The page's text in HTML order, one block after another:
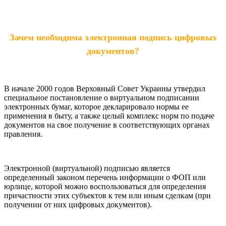
Зачем необходима электронная подпись цифровых
документов?
В начале 2000 годов Верховный Совет Украины утвердил
специальное постановление о виртуальном подписании
электронных бумаг, которое декларировало нормы ее
применения в быту, а также целый комплекс норм по подаче
документов на свое получение в соответствующих органах
правления.
Электронной (виртуальной) подписью является
определенный законом перечень информации о ФОП или
юрлице, которой можно воспользоваться для определения
причастности этих субъектов к тем или иным сделкам (при
получении от них цифровых документов).